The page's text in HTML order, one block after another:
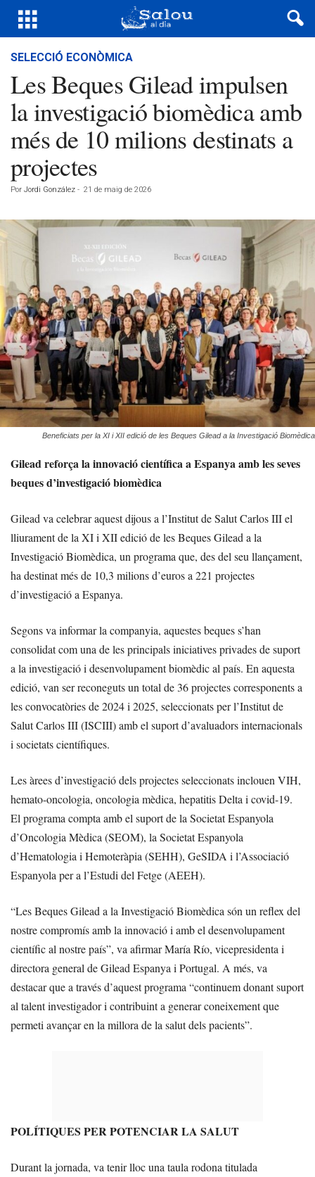
SELECCIÓ ECONÒMICA
Les Beques Gilead impulsen
la investigació biomèdica amb
més de 10 milions destinats a
projectes
Por Jordi González - 21 de maig de 2026
Beneficiats per la XI i XII edició de les Beques Gilead a la Investigació Biomèdica
Gilead reforça la innovació científica a Espanya amb les seves
beques d’investigació biomèdica
Gilead va celebrar aquest dijous a l’Institut de Salut Carlos III el
lliurament de la XI i XII edició de les Beques Gilead a la
Investigació Biomèdica, un programa que, des del seu llançament,
ha destinat més de 10,3 milions d’euros a 221 projectes
d’investigació a Espanya.
Segons va informar la companyia, aquestes beques s’han
consolidat com una de les principals iniciatives privades de suport
a la investigació i desenvolupament biomèdic al país. En aquesta
edició, van ser reconeguts un total de 36 projectes corresponents a
les convocatòries de 2024 i 2025, seleccionats per l’Institut de
Salut Carlos III (ISCIII) amb el suport d’avaluadors internacionals
i societats científiques.
Les àrees d’investigació dels projectes seleccionats inclouen VIH,
hemato-oncologia, oncologia mèdica, hepatitis Delta i covid-19.
El programa compta amb el suport de la Societat Espanyola
d’Oncologia Mèdica (SEOM), la Societat Espanyola
d’Hematologia i Hemoteràpia (SEHH), GeSIDA i l’Associació
Espanyola per a l’Estudi del Fetge (AEEH).
“Les Beques Gilead a la Investigació Biomèdica són un reflex del
nostre compromís amb la innovació i amb el desenvolupament
científic al nostre país”, va afirmar María Río, vicepresidenta i
directora general de Gilead Espanya i Portugal. A més, va
destacar que a través d’aquest programa “continuem donant suport
al talent investigador i contribuint a generar coneixement que
permeti avançar en la millora de la salut dels pacients”.
POLÍTIQUES PER POTENCIAR LA SALUT
Durant la jornada, va tenir lloc una taula rodona titulada